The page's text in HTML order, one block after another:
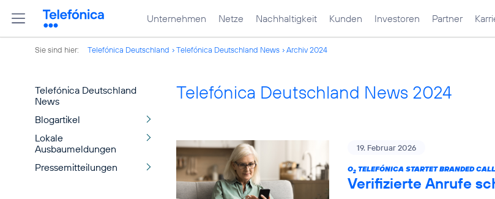
Unternehmen Netze Nachhaltigkeit Kunden Investoren Partner
Sie sind hier: Telefónica Deutschland Telefónica Deutschland News Archiv 2024
Telefónica Deutschland
News
Blogartikel
Lokale
Ausbaumeldungen
Pressemitteilungen
Telefónica Deutschland News 2024
19. Februar 2026
O2 TELEFÓNICA STARTET BRANDED
Verifizierte Anrufe